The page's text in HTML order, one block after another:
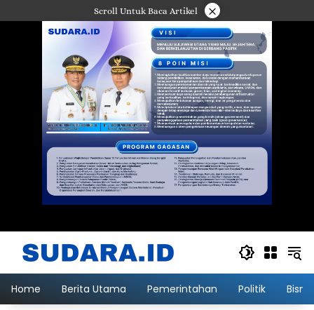
ke
Scroll Untuk Baca Artikel ×
Home Berita Utama Pemerintahan Politik